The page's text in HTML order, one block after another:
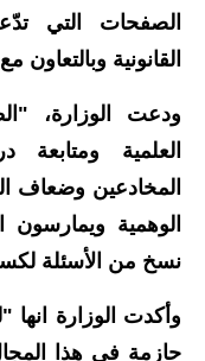
الصفحات التي
القانونية وبالتعاون
ودعت الوزارة،
العلمية ومتابعة
المخادعين وضعاف
الوهمية ويمارسون
نسخ من الأسئلة
وأكدت الوزارة انها
حازمة في هذا